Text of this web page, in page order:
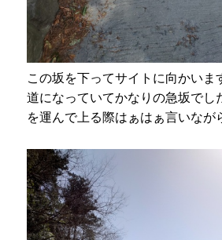
この坂を下ってサイトに向かいま
道になっていてかなりの急坂でし
を運んで上る際はぁはぁ言いなが